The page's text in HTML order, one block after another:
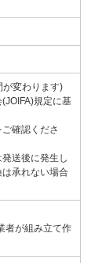
が変わります)
規定に基
確認くださ
送後に発生し
承れない場合
者が組み立て作